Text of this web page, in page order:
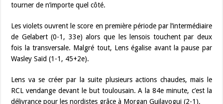
tourner de n’importe quel côté.
Les violets ouvrent le score en première période par l’intermédiaire
de Gelabert (0-1, 33e) alors que les lensois touchent par deux
fois la transversale. Malgré tout, Lens égalise avant la pause par
Wasley Saïd (1-1, 45+2e).
Lens va se créer par la suite plusieurs actions chaudes, mais le
RCL vendange devant le but toulousain. A la 84e minute, c’est la
délivrance pour les nordistes grâce à Morgan Guilavogui (2-1).